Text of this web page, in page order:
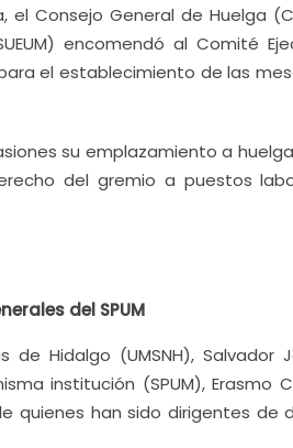
Consejo General de Huelga
encomendó al Comité
el establecimiento de las
su emplazamiento a
del gremio a puestos
del SPUM
Hidalgo (UMSNH), Salvador
institución (SPUM), Erasmo
quienes han sido dirigentes de